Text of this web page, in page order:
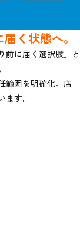
く状態へ。
前に届く選択肢」と
範囲を明確化。店
す。